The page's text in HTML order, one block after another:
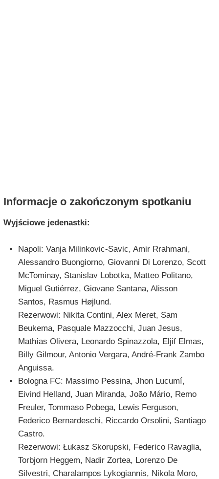
Informacje o zakończonym spotkaniu
Wyjściowe jedenastki:
Napoli: Vanja Milinkovic-Savic, Amir Rrahmani,
Alessandro Buongiorno, Giovanni Di Lorenzo, Scott
McTominay, Stanislav Lobotka, Matteo Politano,
Miguel Gutiérrez, Giovane Santana, Alisson
Santos, Rasmus Højlund.
Rezerwowi: Nikita Contini, Alex Meret, Sam
Beukema, Pasquale Mazzocchi, Juan Jesus,
Mathías Olivera, Leonardo Spinazzola, Eljif Elmas,
Billy Gilmour, Antonio Vergara, André-Frank Zambo
Anguissa.
Bologna FC: Massimo Pessina, Jhon Lucumí,
Eivind Helland, Juan Miranda, João Mário, Remo
Freuler, Tommaso Pobega, Lewis Ferguson,
Federico Bernardeschi, Riccardo Orsolini, Santiago
Castro.
Rezerwowi: Łukasz Skorupski, Federico Ravaglia,
Torbjorn Heggem, Nadir Zortea, Lorenzo De
Silvestri, Charalampos Lykogiannis, Nikola Moro,